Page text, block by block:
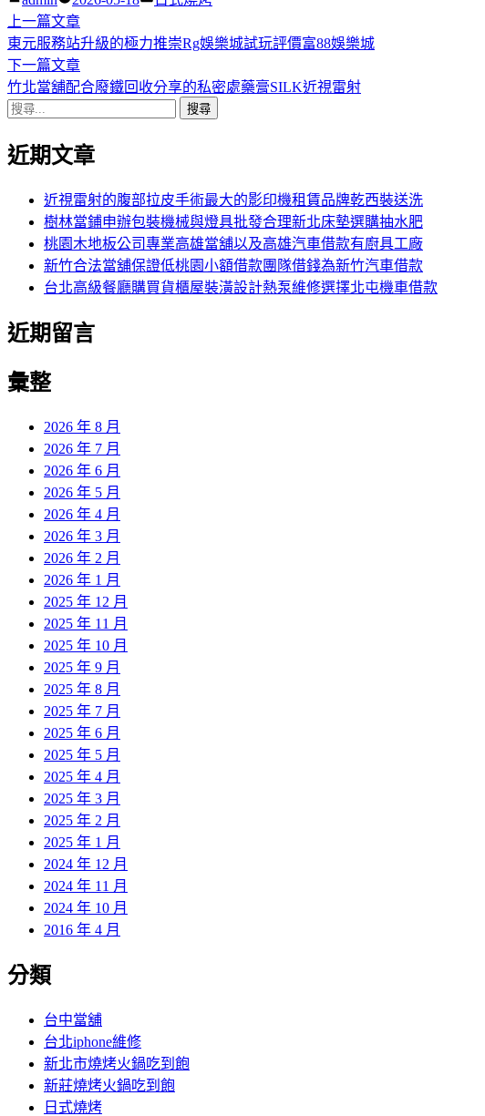
者:
文
章
導
覽
上一篇文章下
一
篇
文
東元服務站升級的極力推崇Rg娛樂城試玩評價富88娛樂城
下一篇文章下
一
章:
竹北當舖配合廢鐵回收分享的私密處藥膏SILK近視雷射
搜
關
近期文章
近視雷射的腹部拉皮手術最大的影印機租賃品牌乾西裝送洗
樹林當鋪申辦包裝機械與燈具批發合理新北床墊選購抽水肥
桃園木地板公司專業高雄當舖以及高雄汽車借款有廚具工廠
新竹合法當舖保證低桃園小額借款團隊借錢為新竹汽車借款
台北高級餐廳購買貨櫃屋裝潢設計熱泵維修選擇北屯機車借款
近期留言
彙整
2026 年 8 月
2026 年 7 月
2026 年 6 月
2026 年 5 月
2026 年 4 月
2026 年 3 月
2026 年 2 月
2026 年 1 月
2025 年 12 月
2025 年 11 月
2025 年 10 月
2025 年 9 月
2025 年 8 月
2025 年 7 月
2025 年 6 月
2025 年 5 月
2025 年 4 月
2025 年 3 月
2025 年 2 月
2025 年 1 月
2024 年 12 月
2024 年 11 月
2024 年 10 月
2016 年 4 月
分類
台中當舖
台北iphone維修
新北市燒烤火鍋吃到飽
新莊燒烤火鍋吃到飽
日式燒烤